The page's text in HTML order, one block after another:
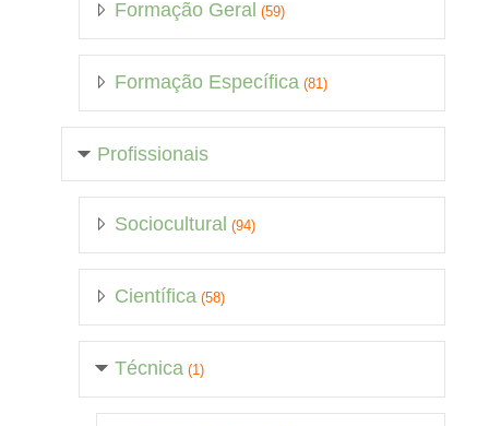
Formação Geral (59)
Formação Específica (81)
Profissionais
Sociocultural (94)
Científica (58)
Técnica (1)